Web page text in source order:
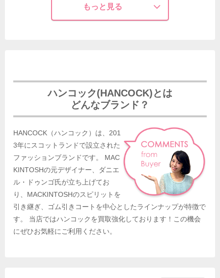
もっと見る
ハンコック(HANCOCK)とは
どんなブランド？
HANCOCK（ハンコック）は、201
3年にスコットランドで設立された
ファッションブランドです。 MAC
KINTOSHの元デザイナー、ダニエ
ル・ドゥンゴ氏が立ち上げてお
り、MACKINTOSHのスピリットを
引き継ぎ、ゴム引きコートを中心としたラインナップが特徴で
す。 当店ではハンコックを買取強化しております！この機会
にぜひお気軽にご利用ください。